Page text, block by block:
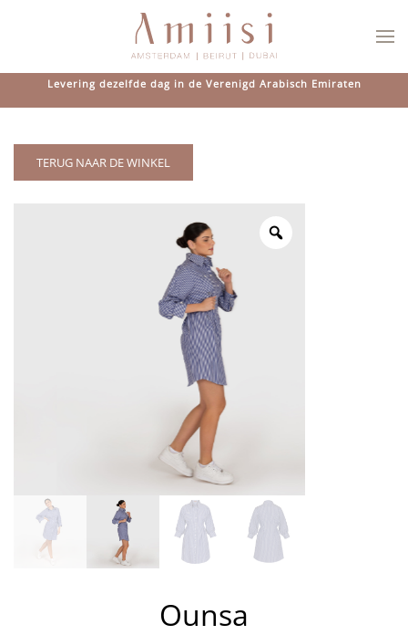
Overslaan en naar de inhoud gaan
Levering dezelfde dag in de Verenigd Arabisch Emiraten
TERUG NAAR DE WINKEL
Ounsa